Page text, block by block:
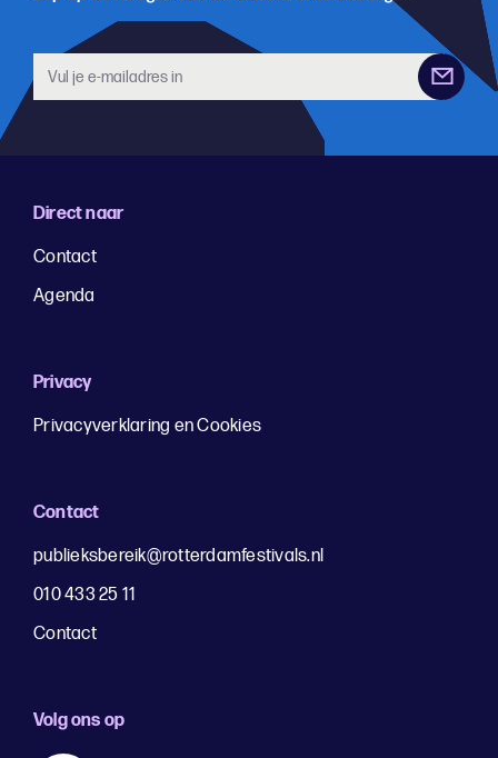
Direct naar
Contact
Agenda
Privacy
Privacyverklaring en Cookies
Contact
publieksbereik@rotterdamfestivals.nl
010 433 25 11
Contact
Volg ons op